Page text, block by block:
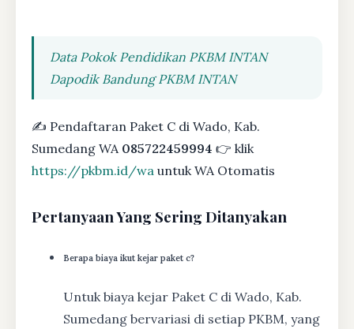
Data Pokok Pendidikan PKBM INTAN
Dapodik Bandung PKBM INTAN
✍ Pendaftaran Paket C di Wado, Kab.
Sumedang WA 085722459994 👉 klik
https://pkbm.id/wa untuk WA Otomatis
Pertanyaan Yang Sering Ditanyakan
Berapa biaya ikut kejar paket c?
Untuk biaya kejar Paket C di Wado, Kab.
Sumedang bervariasi di setiap PKBM, yang